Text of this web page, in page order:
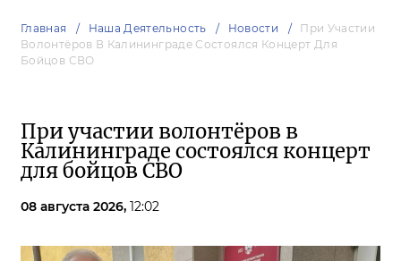
Главная Наша Деятельность Новости
При Участии
Волонтёров В Калининграде Состоялся Концерт Для
Бойцов СВО
При участии волонтёров в
Калининграде состоялся концерт
для бойцов СВО
08 августа 2026, 12:02